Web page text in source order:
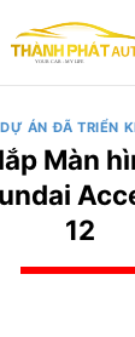
DỰ ÁN ĐÃ TRIỂN
Màn
12